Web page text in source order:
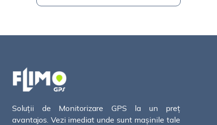
Soluții de Monitorizare GPS la un preț
avantajos. Vezi imediat unde sunt mașinile tale